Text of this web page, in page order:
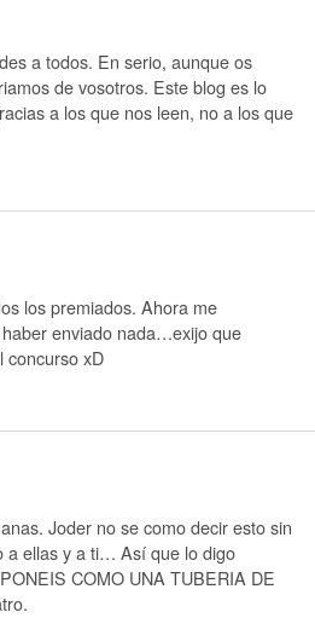
a todos. En serio, aunque os
de vosotros. Este blog es lo
a los que nos leen, no a los que
los premiados. Ahora me
enviado nada…exijo que
concurso xD
Joder no se como decir esto sin
a ellas y a ti… Así que lo digo
COMO UNA TUBERIA DE